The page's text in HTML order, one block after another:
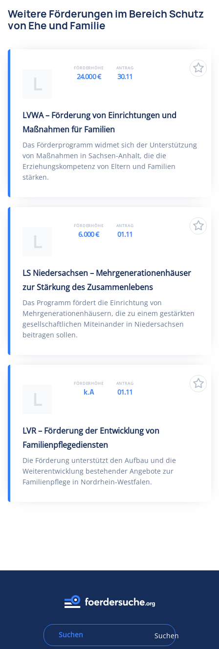
Weitere Förderungen im Bereich Schutz
von Ehe und Familie
L
LVWA – Förderung von Einrichtungen und
Maßnahmen für Familien
Das Förderprogramm widmet sich der Unterstützung
von Maßnahmen in Sachsen-Anhalt, die die
Erziehungskompetenz von Eltern und Familien
stärken.
FÖRDERHÖHE
24.000 €
ANTRAG
30.11
L
LS Niedersachsen – Mehrgenerationenhäuser
zur Stärkung des Zusammenlebens
Das Programm fördert die Einrichtung von
Mehrgenerationenhäusern, die zu einem gestärkten
gesellschaftlichen Miteinander in Niedersachsen
beitragen sollen.
FÖRDERHÖHE
6.000 €
ANTRAG
01.11
L
LVR – Förderung der Entwicklung von
Familienpflegediensten
Die Förderung unterstützt den Aufbau und die
Weiterentwicklung bestehender Angebote zur
Familienpflege in Nordrhein-Westfalen.
FÖRDERHÖHE
k.A
ANTRAG
01.11
Suchen